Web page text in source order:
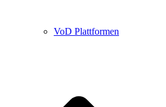
VoD Plattformen